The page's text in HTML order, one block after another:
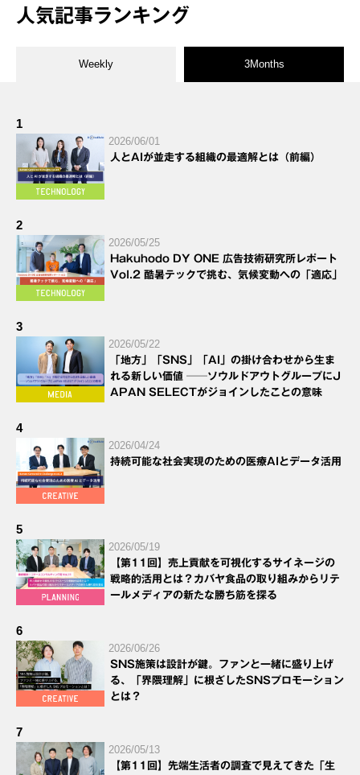
人気記事ランキング
Weekly 3Months
1
2026/06/01
人とAIが並走する組織の最適解とは（前編）
2
2026/05/25
Hakuhodo DY ONE 広告技術研究所レポート
Vol.2 酷暑テックで挑む、気候変動への「適応」
3
2026/05/22
「地方」「SNS」「AI」の掛け合わせから生ま
れる新しい価値 ──ソウルドアウトグループにJ
APAN SELECTがジョインしたことの意味
4
2026/04/24
持続可能な社会実現のための医療AIとデータ活用
5
2026/05/19
【第11回】売上貢献を可視化するサイネージの
戦略的活用とは？カバヤ食品の取り組みからリテ
ールメディアの新たな勝ち筋を探る
6
2026/06/26
SNS施策は設計が鍵。ファンと一緒に盛り上げ
る、「界隈理解」に根ざしたSNSプロモーション
とは？
7
2026/05/13
【第11回】先端生活者の調査で見えてきた「生